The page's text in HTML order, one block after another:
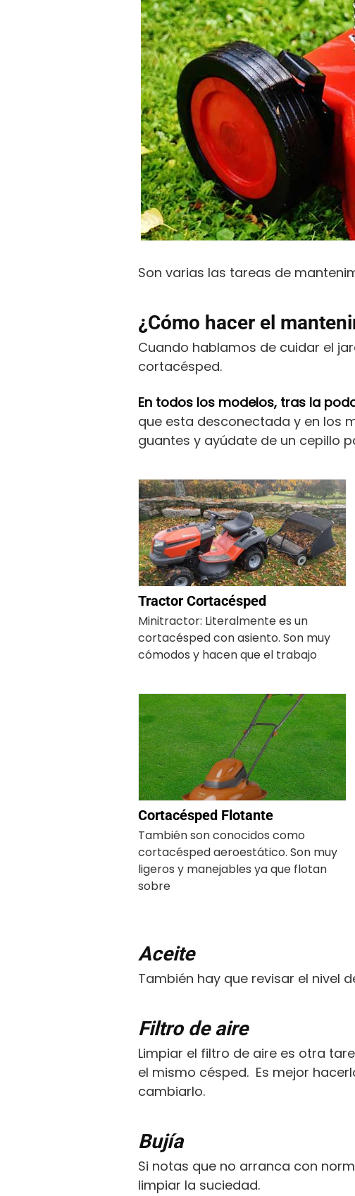
Son varias las tareas de
¿Cómo hacer el
Cuando hablamos de cuidar el
cortacésped.
En todos los modelos, tras la
que esta desconectada y en los
guantes y ayúdate de un cepillo
Tractor Cortacésped
Minitractor: Literalmente es un
cortacésped con asiento. Son muy
cómodos y hacen que el trabajo
Cortacésped Flotante
También son conocidos como
cortacésped aeroestático. Son muy
ligeros y manejables ya que flotan
sobre
Aceite
También hay que revisar el nivel
Filtro de aire
Limpiar el filtro de aire es otra
el mismo césped. Es mejor
cambiarlo.
Bujía
Si notas que no arranca con
limpiar la suciedad.